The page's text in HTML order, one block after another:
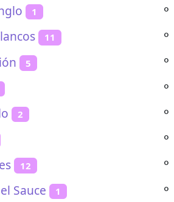
1
11
5
2
12
Sauce 1
⚬
⚬
⚬
⚬
⚬
⚬
⚬
⚬